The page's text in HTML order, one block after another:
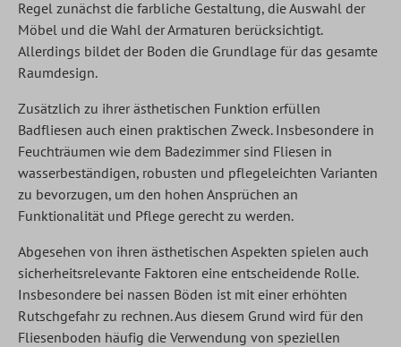
Regel zunächst die farbliche Gestaltung, die Auswahl der
Möbel und die Wahl der Armaturen berücksichtigt.
Allerdings bildet der Boden die Grundlage für das gesamte
Raumdesign.
Zusätzlich zu ihrer ästhetischen Funktion erfüllen
Badfliesen auch einen praktischen Zweck. Insbesondere in
Feuchträumen wie dem Badezimmer sind Fliesen in
wasserbeständigen, robusten und pflegeleichten Varianten
zu bevorzugen, um den hohen Ansprüchen an
Funktionalität und Pflege gerecht zu werden.
Abgesehen von ihren ästhetischen Aspekten spielen auch
sicherheitsrelevante Faktoren eine entscheidende Rolle.
Insbesondere bei nassen Böden ist mit einer erhöhten
Rutschgefahr zu rechnen. Aus diesem Grund wird für den
Fliesenboden häufig die Verwendung von speziellen